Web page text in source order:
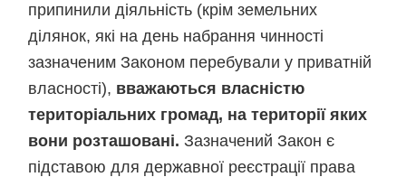
припинили діяльність (крім земельних
ділянок, які на день набрання чинності
зазначеним Законом перебували у приватній
власності), вважаються власністю
територіальних громад, на території яких
вони розташовані. Зазначений Закон є
підставою для державної реєстрації права